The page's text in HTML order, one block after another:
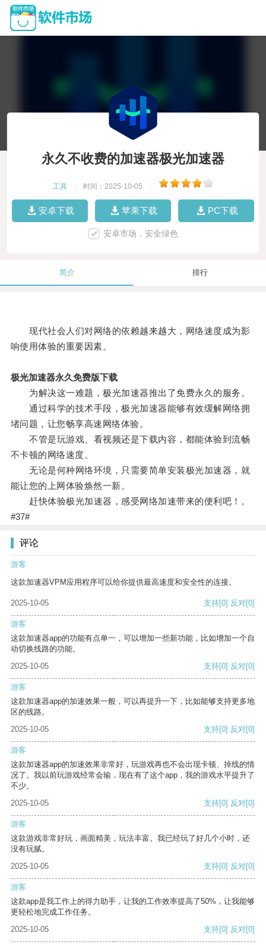
永久不收费的加速器极光加速器
工具 时间：2025-10-05
安卓下载 苹果下载 PC下载
安卓市场，安全绿色
简介 排行
现代社会人们对网络的依赖越来越大，网络速度成为影
响使用体验的重要因素。
极光加速器永久免费版下载
为解决这一难题，极光加速器推出了免费永久的服务。
通过科学的技术手段，极光加速器能够有效缓解网络拥
堵问题，让您畅享高速网络体验。
不管是玩游戏、看视频还是下载内容，都能体验到流畅
不卡顿的网络速度。
无论是何种网络环境，只需要简单安装极光加速器，就
能让您的上网体验焕然一新。
赶快体验极光加速器，感受网络加速带来的便利吧！。
#37#
评论
游客
这款加速器VPM应用程序可以给你提供最高速度和安全性的连接。
2025-10-05 支持[0] 反对[0]
游客
这款加速器app的功能有点单一，可以增加一些新功能，比如增加一个自
动切换线路的功能。
2025-10-05
支持[0] 反对[0]
游客
这款加速器app的加速效果一般，可以再提升一下，比如能够支持更多地
区的线路。
2025-10-05
支持[0] 反对[0]
游客
这款加速器app的加速效果非常好，玩游戏再也不会出现卡顿、掉线的情
况了。我以前玩游戏经常会输，现在有了这个app，我的游戏水平提升了
不少。
2025-10-05
支持[0] 反对[0]
游客
这款游戏非常好玩，画面精美，玩法丰富。我已经玩了好几个小时，还
没有玩腻。
2025-10-05
支持[0] 反对[0]
游客
这款app是我工作上的得力助手，让我的工作效率提高了50%，让我能够
更轻松地完成工作任务。
2025-10-05
支持[0] 反对[0]